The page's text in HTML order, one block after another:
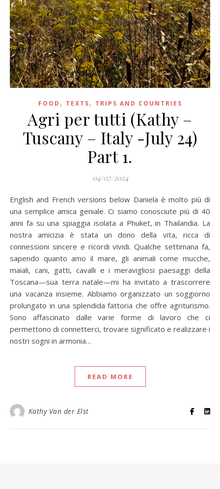
FOOD , TEXTS, TRIPS AND COUNTRIES
Agri per tutti (Kathy –
Tuscany – Italy -July 24)
Part 1.
04/07/2024
English and French versions below Daniela è molto più di
una semplice amica geniale. Ci siamo conosciute più di 40
anni fa su una spiaggia isolata a Phuket, in Thailandia. La
nostra amicizia è stata un dono della vita, ricca di
connessioni sincere e ricordi vividi. Qualche settimana fa,
sapendo quanto amo il mare, gli animali come mucche,
maiali, cani, gatti, cavalli e i meravigliosi paesaggi della
Toscana—sua terra natale—mi ha invitato a trascorrere
una vacanza insieme. Abbiamo organizzato un soggiorno
prolungato in una splendida fattoria che offre agriturismo.
Sono affascinato dalle varie forme di lavoro che ci
permettono di connetterci, trovare significato e realizzare i
nostri sogni in armonia…
READ MORE
Kathy Van der Elst